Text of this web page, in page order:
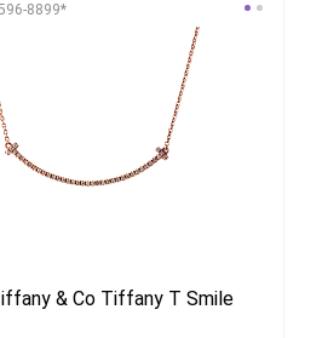
8899*
& Co Tiffany T Smile